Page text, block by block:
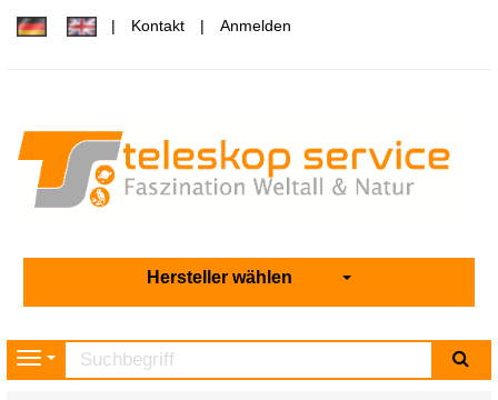
Kontakt Anmelden
Hersteller wählen
Navigation